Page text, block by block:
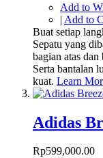
Add to
| Add to
Buat setiap
Sepatu yang
bagian atas
Serta bantalan
kuat. Learn
Adidas
Rp599,000.00